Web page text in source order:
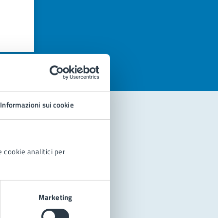
Informazioni sui cookie
cookie analitici per
Marketing